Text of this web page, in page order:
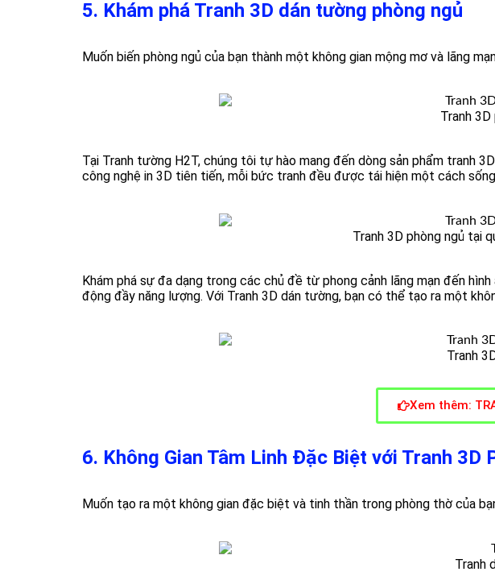
5. Khám phá Tranh 3D dán tường phòng ngủ
Muốn biến phòng ngủ của bạn thành một không gian mộng mơ và lãng
Tranh
Tại Tranh tường H2T, chúng tôi tự hào mang đến dòng sản phẩm tranh
công nghệ in 3D tiên tiến, mỗi bức tranh đều được tái hiện một cách
Tranh 3D phòng ngủ tại
Khám phá sự đa dạng trong các chủ đề từ phong cảnh lãng mạn đến
động đầy năng lượng. Với Tranh 3D dán tường, bạn có thể tạo ra một
Tranh
Xem thêm:
6. Không Gian Tâm Linh Đặc Biệt với Tranh 3D
Muốn tạo ra một không gian đặc biệt và tinh thần trong phòng thờ của
Tranh